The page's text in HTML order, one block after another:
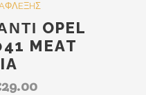
OPEL
MEAT
29.00Η